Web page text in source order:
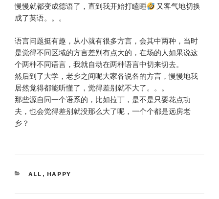
慢慢就都变成德语了，直到我开始打瞌睡
又客气地切换
成了英语。。。
语言问题挺有趣，从小就有很多方言，会其中两种，当时
是觉得不同区域的方言差别有点大的，在场的人如果说这
个两种不同语言，我就自动在两种语言中切来切去。
然后到了大学，老乡之间呢大家各说各的方言，慢慢地我
居然觉得都能听懂了，觉得差别就不大了。。。
那些源自同一个语系的，比如拉丁，是不是只要花点功
夫，也会觉得差别就没那么大了呢，一个个都是远房老
乡？
CATEGORIES
ALL , HAPPY